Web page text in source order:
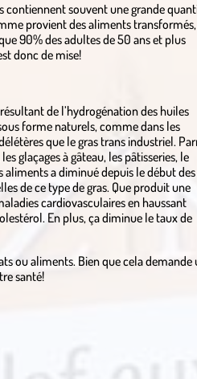
contiennent souvent une grande
provient des aliments
90% des adultes de 50 ans et plus
donc de mise!
de l’hydrogénation des huiles
forme naturels, comme dans les
que le gras trans industriel.
glaçages à gâteau, les pâtisseries, le
aliments a diminué depuis le début des
de ce type de gras. Que produit une
cardiovasculaires en haussant
En plus, ça diminue le taux de
ou aliments. Bien que cela demande
santé!